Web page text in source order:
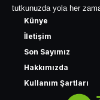
tutkunuzda yola her
Künye
İletişim
Son Sayımız
Hakkımızda
Kullanım Şartları